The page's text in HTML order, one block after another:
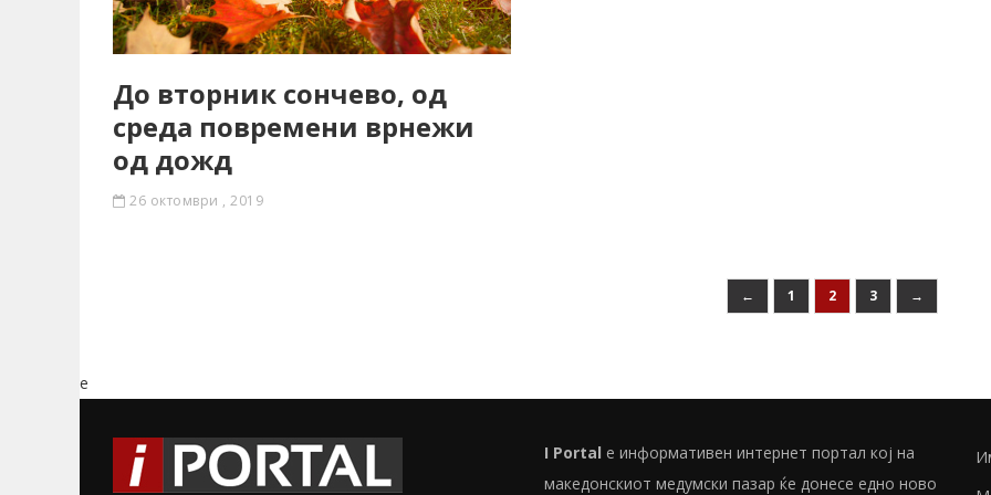
До вторник сончево, од
среда повремени врнежи
од дожд
26 октомври , 2019
← 1 2 3 →
e
I Portal е информативен интернет портал кој на
македонскиот медумски пазар ќе донесе едно ново